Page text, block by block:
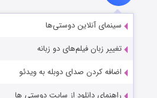
سینمای آنلاین دوستی‌ها
تغییر زبان فیلم‌های دو زبانه
اضافه کردن صدای دوبله به ویدئو
راهنمای دانلود از سایت دوستی ها